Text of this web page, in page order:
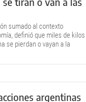
sumado al contexto
definió que miles de kilos
se pierdan o vayan a la
argentinas